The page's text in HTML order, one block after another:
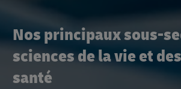
Nos principaux sous-
sciences de la vie et
santé